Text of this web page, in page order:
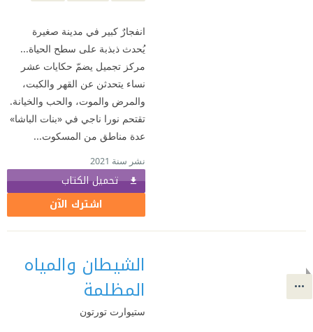
انفجارٌ كبير في مدينة صغيرة
يُحدث ذبذبة على سطح الحياة...
مركز تجميل يضمّ حكايات عشر
نساء يتحدثن عن القهر والكبت،
والمرض والموت، والحب والخيانة.
تقتحم نورا ناجي في «بنات الباشا»
عدة مناطق من المسكوت...
نشر سنة 2021
تحميل الكتاب
اشترك الآن
الشيطان والمياه
المظلمة
ستيوارت تورتون